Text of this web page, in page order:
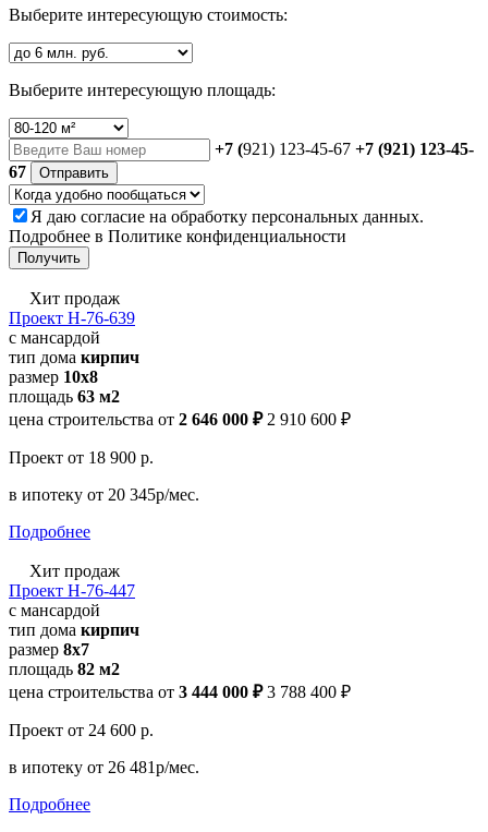
Выберите интересующую стоимость:
Выберите интересующую площадь:
+7 (921) 123-45-67 +7 (921) 123-45-
67
Отправить
Я даю согласие на обработку персональных данных.
Подробнее в Политике конфиденциальности
Получить
Хит продаж
Проект Н-76-639
с мансардой
тип дома кирпич
размер 10x8
площадь 63 м2
цена строительства от 2 646 000 ₽ 2 910 600 ₽
Проект от 18 900 р.
в ипотеку от 20 345р/мес.
Подробнее
Хит продаж
Проект Н-76-447
с мансардой
тип дома кирпич
размер 8х7
площадь 82 м2
цена строительства от 3 444 000 ₽ 3 788 400 ₽
Проект от 24 600 р.
в ипотеку от 26 481р/мес.
Подробнее